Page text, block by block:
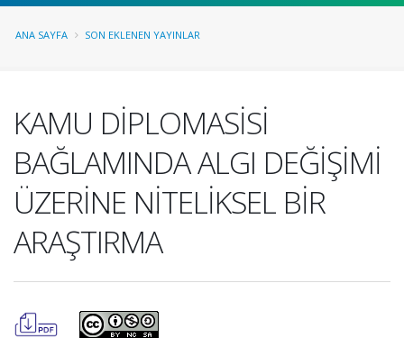
ANA SAYFA SON EKLENEN YAYINLAR
KAMU DİPLOMASİSİ
BAĞLAMINDA ALGI DEĞİŞİMİ
ÜZERİNE NİTELİKSEL BİR
ARAŞTIRMA